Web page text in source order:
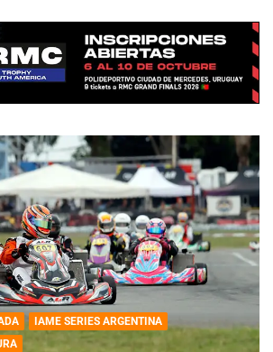
IAME SERIES ARGENTINA